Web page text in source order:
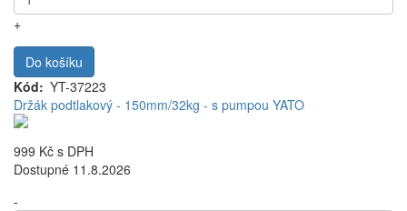
+
Do košíku
Kód
YT-37223
Držák podtlakový - 150mm/32kg - s pumpou YATO
999 Kč s DPH
Dostupné 11.8.2026
-